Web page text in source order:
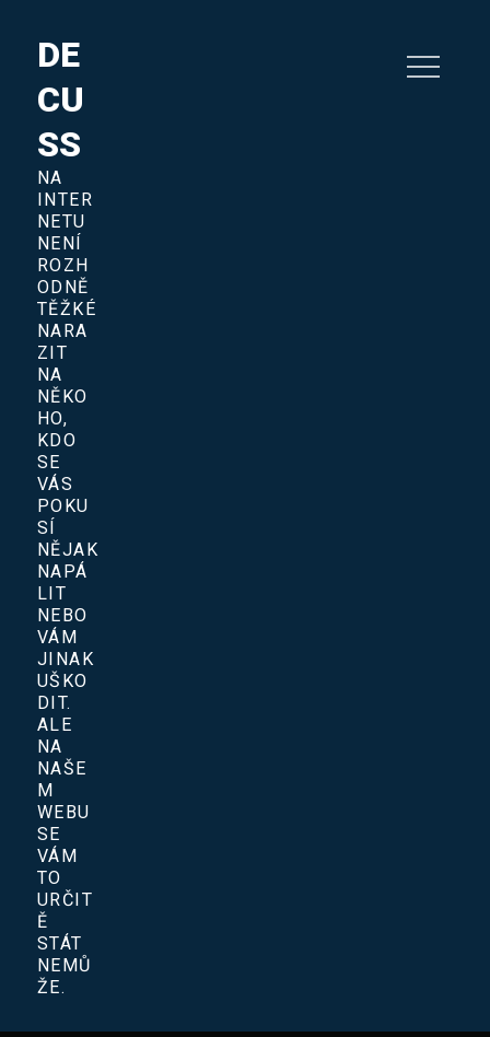
DE
CU
SS
NA
INTER
NETU
NENÍ
ROZH
ODNĚ
TĚŽKÉ
NARA
ZIT
NA
NĚKO
HO,
KDO
SE
VÁS
POKU
SÍ
NĚJAK
NAPÁ
LIT
NEBO
VÁM
JINAK
UŠKO
DIT.
ALE
NA
NAŠE
M
WEBU
SE
VÁM
TO
URČIT
Ě
STÁT
NEMŮ
ŽE.